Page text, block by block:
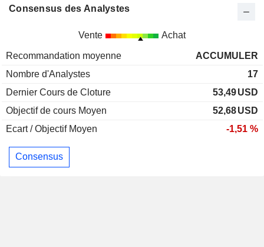
Consensus des Analystes
Vente Achat
Recommandation moyenne
ACCUMULER
Nombre d'Analystes
17
Dernier Cours de Cloture
53,49USD
Objectif de cours Moyen
52,68USD
Ecart / Objectif Moyen
-1,51 %
Consensus